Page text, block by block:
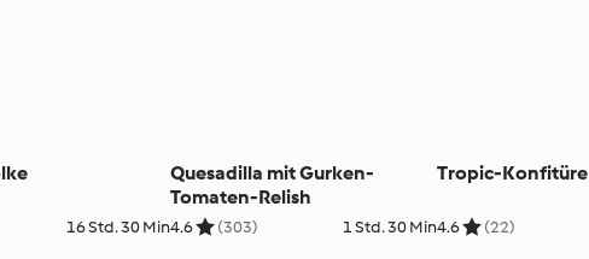
16 Std. 30 Min
Quesadilla mit Gurken-
Tomaten-Relish
4.6 (303) 1 Std. 30 Min
Tropic-Konfitüre
4.6 (22)